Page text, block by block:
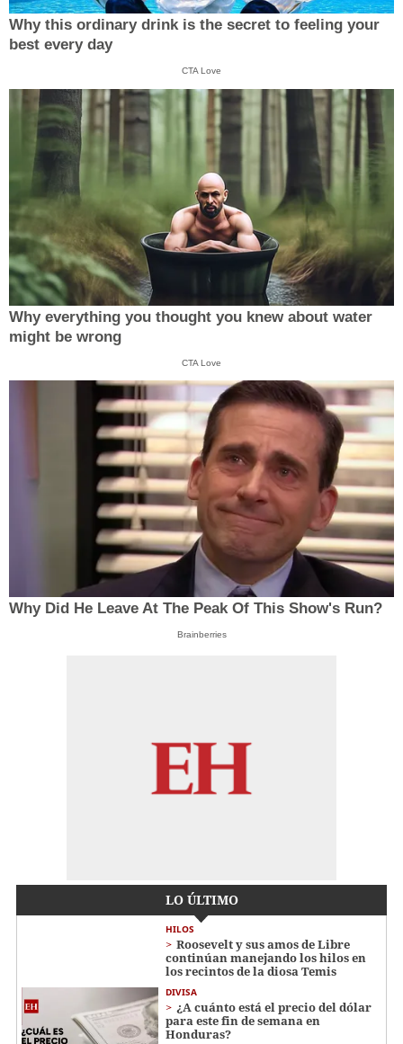
Why this ordinary drink is the secret to feeling your
best every day
CTA Love
Why everything you thought you knew about water
might be wrong
CTA Love
Why Did He Leave At The Peak Of This Show's Run?
Brainberries
LO ÚLTIMO
HILOS
Roosevelt y sus amos de Libre
continúan manejando los hilos en
los recintos de la diosa Temis
DIVISA
¿A cuánto está el precio del dólar
para este fin de semana en
Honduras?